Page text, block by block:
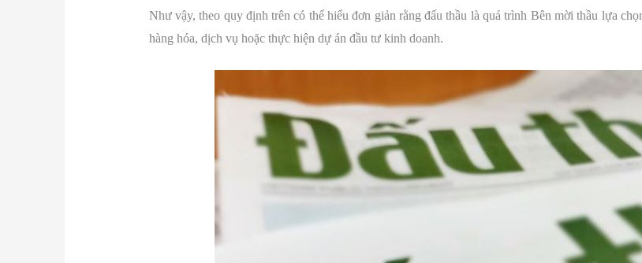
Như vậy, theo quy định trên có thể hiểu đơn giản rằng đấu thầu là quá trình Bên mời thầu lựa
hàng hóa, dịch vụ hoặc thực hiện dự án đầu tư kinh doanh.